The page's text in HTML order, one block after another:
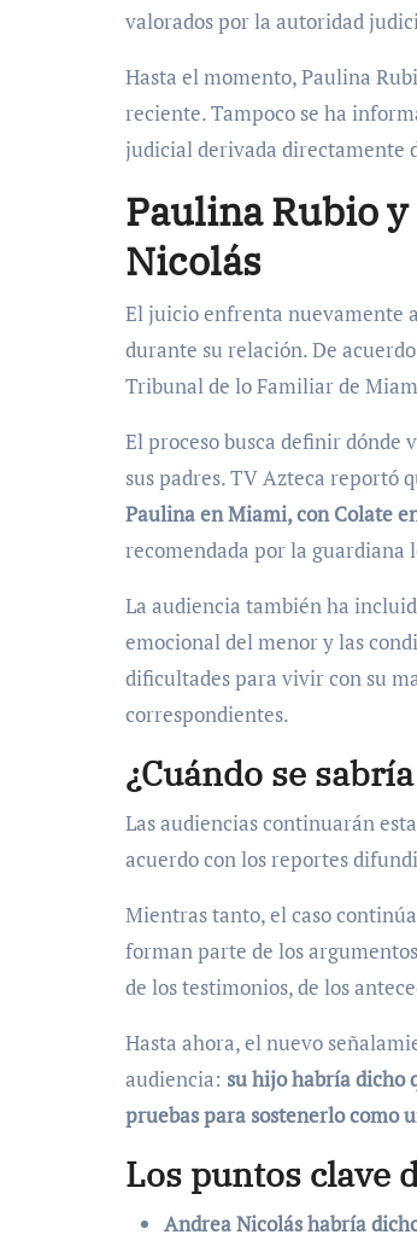
valorados por la autoridad
Hasta el momento, Paulina
reciente. Tampoco se ha
judicial derivada directamente
Paulina Rubio
Nicolás
El juicio enfrenta nuevamente
durante su relación. De
Tribunal de lo Familiar de
El proceso busca definir dónde
sus padres. TV Azteca reportó
Paulina en Miami, con Colate
recomendada por la guardiana
La audiencia también ha
emocional del menor y las
dificultades para vivir con su
correspondientes.
¿Cuándo se
Las audiencias continuarán
acuerdo con los reportes
Mientras tanto, el caso
forman parte de los
de los testimonios, de los
Hasta ahora, el nuevo
audiencia: su hijo habría dicho
pruebas para sostenerlo como
Los puntos clave
Andrea Nicolás habría